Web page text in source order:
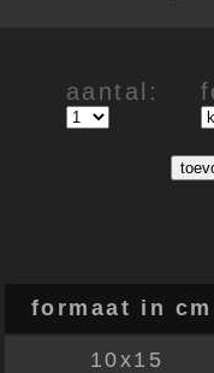
aantal:
formaat in
10x15